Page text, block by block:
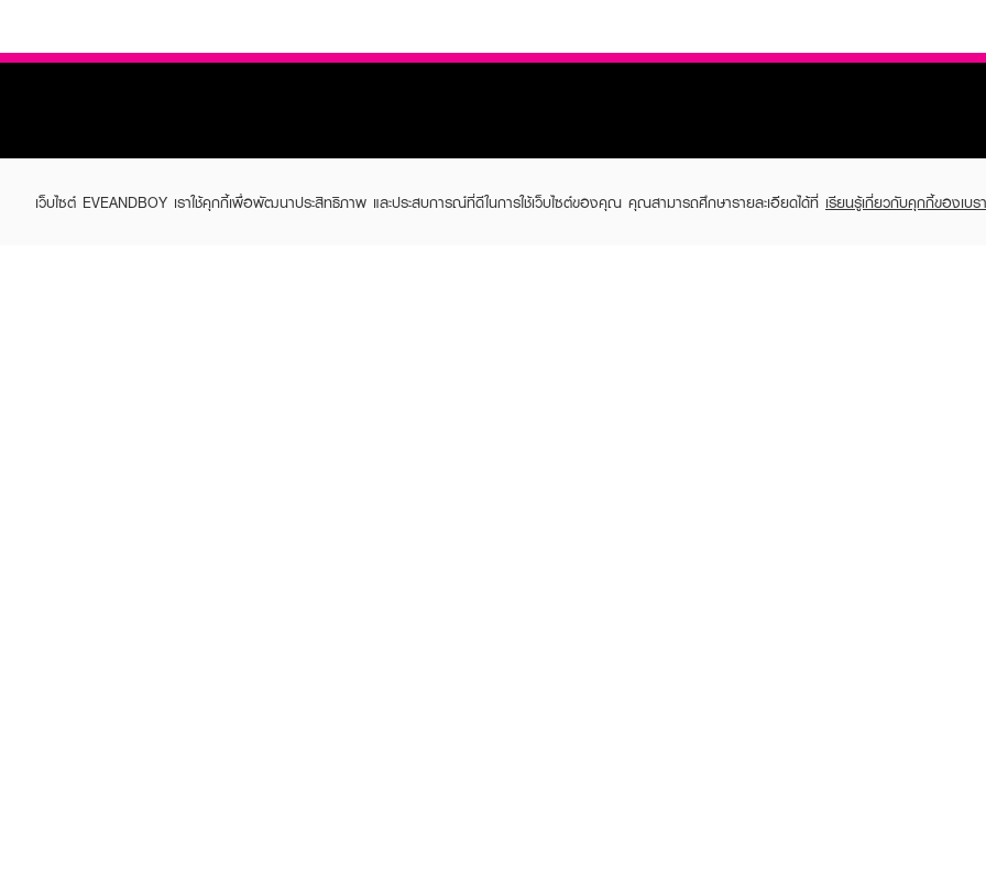
เว็บไซต์ EVEANDBOY เราใช้คุกกี้เพื่อพัฒนาประสิทธิภาพ และประสบการณ์ที่ดีในการใช้เว็บไซต์ของคุณ คุณสามารถศึกษารายละเอียดได้ที่ เรียนรู้เกี่ยวกับคุกกี้ของเบร
ABOUT EVEANDBOY CUSTOMER CARE EVEANDBOY MEMBER